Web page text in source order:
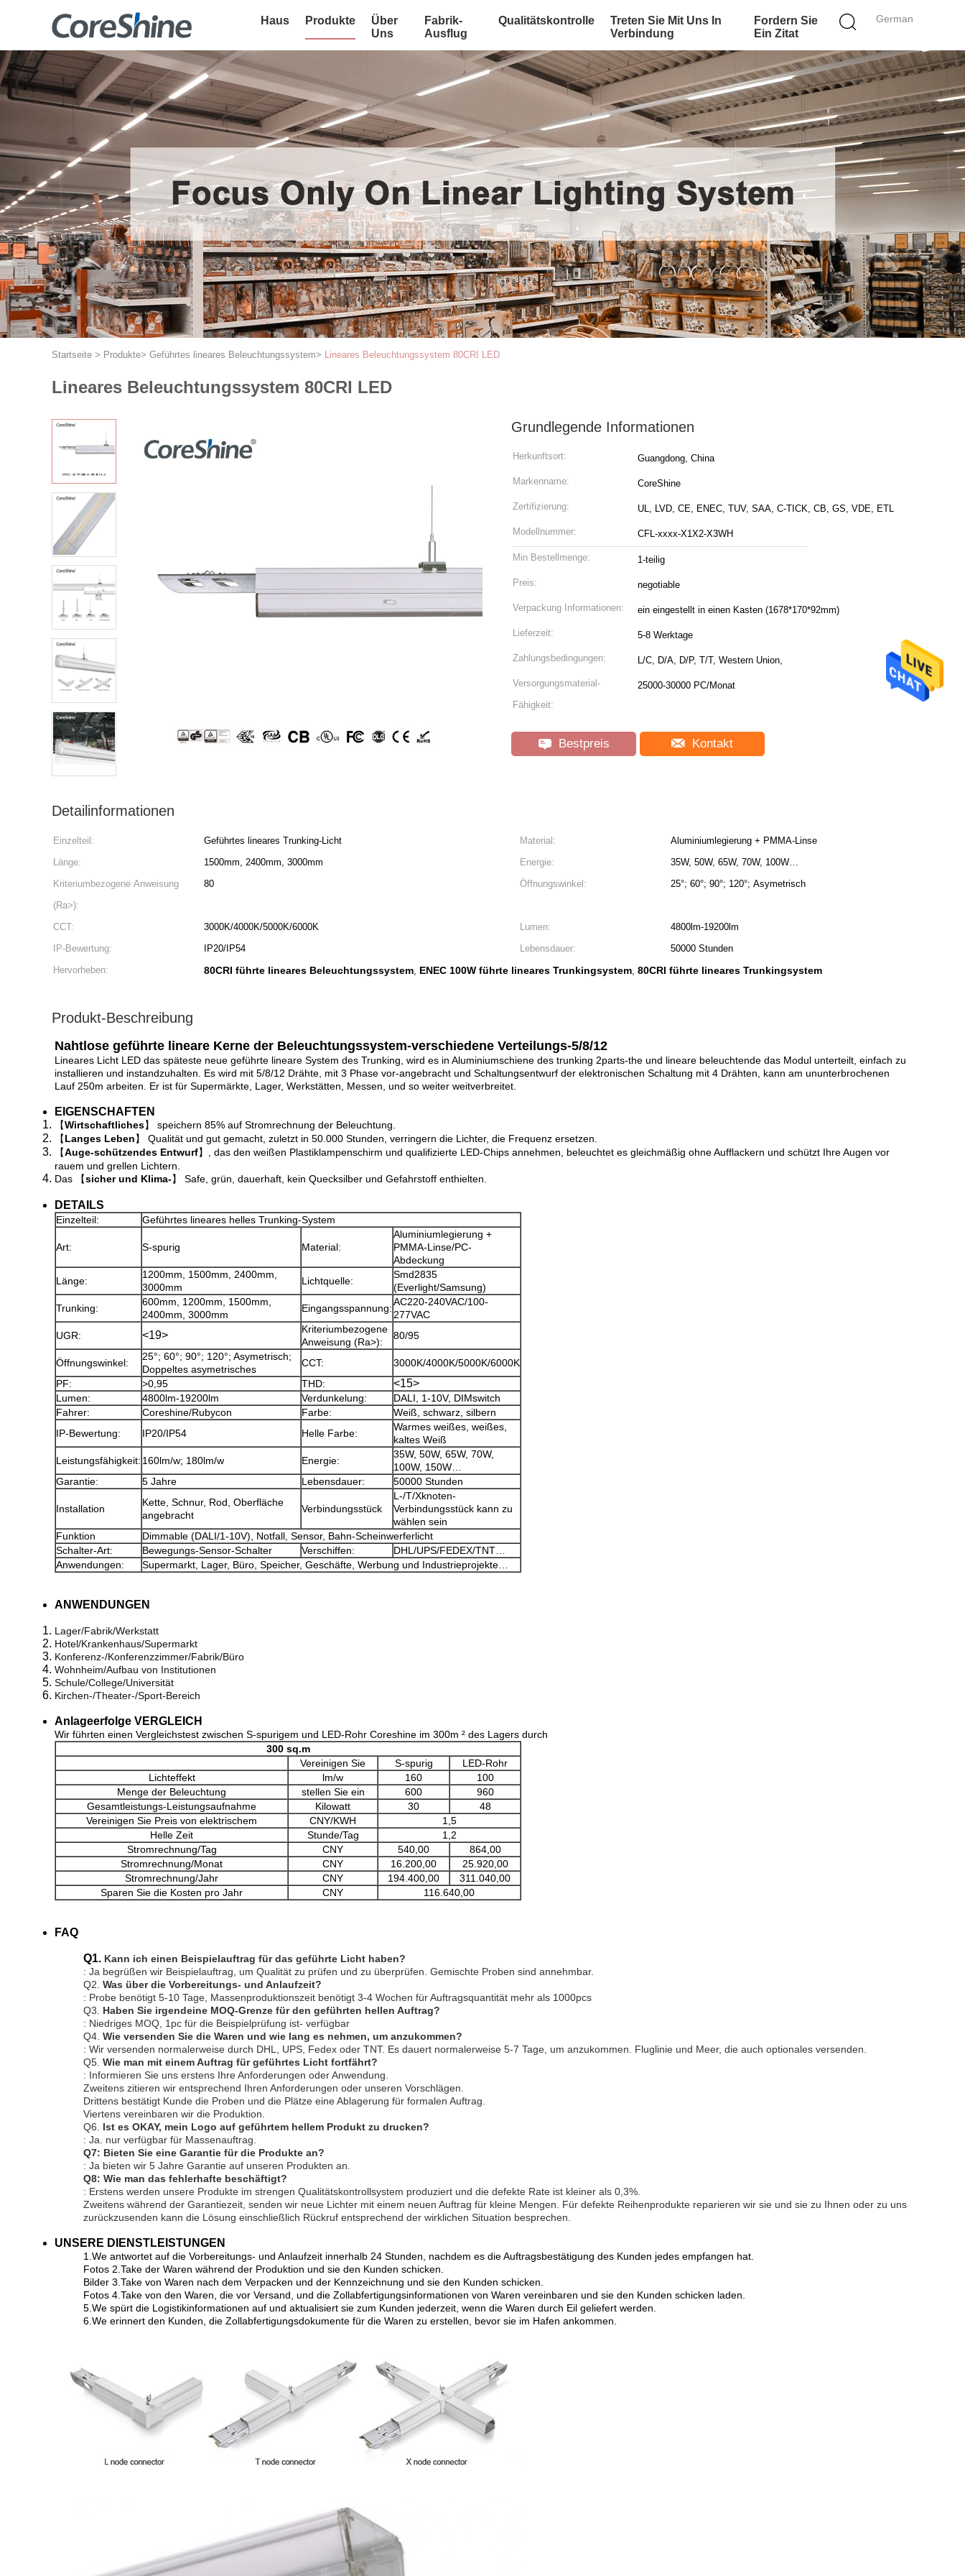
German
Haus Produkte
Über
Uns
Fabrik-
Ausflug
Qualitätskontrolle
Treten Sie Mit Uns In
Verbindung
Fordern Sie
Ein Zitat
Startseite > Produkte> Geführtes lineares Beleuchtungssystem> Lineares Beleuchtungssystem 80CRI LED
Lineares Beleuchtungssystem 80CRI LED
Grundlegende Informationen
Herkunftsort: Guangdong, China
Markenname: CoreShine
Zertifizierung: UL, LVD, CE, ENEC, TUV, SAA, C-TICK, CB, GS, VDE, ETL
Modellnummer: CFL-xxxx-X1X2-X3WH
Min Bestellmenge: 1-teilig
Preis: negotiable
Verpackung Informationen: ein eingestellt in einen Kasten (1678*170*92mm)
Lieferzeit: 5-8 Werktage
Zahlungsbedingungen: L/C, D/A, D/P, T/T, Western Union,
Versorgungsmaterial-
Fähigkeit:
25000-30000 PC/Monat
Bestpreis Kontakt
Detailinformationen
Einzelteil: Geführtes lineares Trunking-Licht Material:
Aluminiumlegierung + PMMA-Linse
Länge:
1500mm, 2400mm, 3000mm Energie:
35W, 50W, 65W, 70W, 100W…
Kriteriumbezogene Anweisung
(Ra>):
80 Öffnungswinkel: 25°; 60°; 90°; 120°; Asymetrisch
CCT: 3000K/4000K/5000K/6000K Lumen:
4800lm-19200lm
IP-Bewertung:
IP20/IP54 Lebensdauer:
50000 Stunden
Hervorheben:
80CRI führte lineares Beleuchtungssystem, ENEC 100W führte lineares Trunkingsystem, 80CRI führte lineares Trunkingsystem
Produkt-Beschreibung
Nahtlose geführte lineare Kerne der Beleuchtungssystem-verschiedene Verteilungs-5/8/12
Lineares Licht LED das späteste neue geführte lineare System des Trunking, wird es in Aluminiumschiene des trunking 2parts-the und lineare beleuchtende das Modul unterteilt, einfach zu
installieren und instandzuhalten. Es wird mit 5/8/12 Drähte, mit 3 Phase vor-angebracht und Schaltungsentwurf der elektronischen Schaltung mit 4 Drähten, kann am ununterbrochenen
Lauf 250m arbeiten. Er ist für Supermärkte, Lager, Werkstätten, Messen, und so weiter weitverbreitet.
EIGENSCHAFTEN
【Wirtschaftliches】 speichern 85% auf Stromrechnung der Beleuchtung.
【Langes Leben】 Qualität und gut gemacht, zuletzt in 50.000 Stunden, verringern die Lichter, die Frequenz ersetzen.
【Auge-schützendes Entwurf】, das den weißen Plastiklampenschirm und qualifizierte LED-Chips annehmen, beleuchtet es gleichmäßig ohne Aufflackern und schützt Ihre Augen vor
rauem und grellen Lichtern.
Das 【sicher und Klima-】 Safe, grün, dauerhaft, kein Quecksilber und Gefahrstoff enthielten.
DETAILS
Einzelteil: Geführtes lineares helles Trunking-System
Art: S-spurig Material:
Aluminiumlegierung +
PMMA-Linse/PC-
Abdeckung
Länge:
1200mm, 1500mm, 2400mm,
3000mm
Lichtquelle:
Smd2835
(Everlight/Samsung)
Trunking:
600mm, 1200mm, 1500mm,
2400mm, 3000mm
Eingangsspannung:
AC220-240VAC/100-
277VAC
UGR:
<19>
Kriteriumbezogene
Anweisung (Ra>):
80/95
Öffnungswinkel:
25°; 60°; 90°; 120°; Asymetrisch;
Doppeltes asymetrisches
CCT:
3000K/4000K/5000K/6000K
PF:
>0,95 THD: <15>
Lumen: 4800lm-19200lm Verdunkelung:
DALI, 1-10V, DIMswitch
Fahrer:
Coreshine/Rubycon Farbe:
Weiß, schwarz, silbern
IP-Bewertung:
IP20/IP54 Helle Farbe:
Warmes weißes, weißes,
kaltes Weiß
Leistungsfähigkeit: 160lm/w; 180lm/w Energie:
35W, 50W, 65W, 70W,
100W, 150W…
Garantie:
5 Jahre Lebensdauer: 50000 Stunden
Installation
Kette, Schnur, Rod, Oberfläche
angebracht
Verbindungsstück
L-/T/Xknoten-
Verbindungsstück kann zu
wählen sein
Funktion
Dimmable (DALI/1-10V), Notfall, Sensor, Bahn-Scheinwerferlicht
Schalter-Art:
Bewegungs-Sensor-Schalter Verschiffen:
DHL/UPS/FEDEX/TNT…
Anwendungen:
Supermarkt, Lager, Büro, Speicher, Geschäfte, Werbung und Industrieprojekte…
ANWENDUNGEN
Lager/Fabrik/Werkstatt
Hotel/Krankenhaus/Supermarkt
Konferenz-/Konferenzzimmer/Fabrik/Büro
Wohnheim/Aufbau von Institutionen
Schule/College/Universität
Kirchen-/Theater-/Sport-Bereich
Anlageerfolge VERGLEICH
Wir führten einen Vergleichstest zwischen S-spurigem und LED-Rohr Coreshine im 300m ² des Lagers durch
300 sq.m
Vereinigen Sie
S-spurig
LED-Rohr
Lichteffekt
lm/w 160
100
Menge der Beleuchtung
stellen Sie ein 600
960
Gesamtleistungs-Leistungsaufnahme
Kilowatt 30
48
Vereinigen Sie Preis von elektrischem
CNY/KWH
1,5
Helle Zeit
Stunde/Tag
1,2
Stromrechnung/Tag
CNY 540,00
864,00
Stromrechnung/Monat
CNY 16.200,00
25.920,00
Stromrechnung/Jahr
CNY 194.400,00
311.040,00
Sparen Sie die Kosten pro Jahr
CNY 116.640,00
FAQ
Q1. Kann ich einen Beispielauftrag für das geführte Licht haben?
: Ja begrüßen wir Beispielauftrag, um Qualität zu prüfen und zu überprüfen. Gemischte Proben sind annehmbar.
Q2. Was über die Vorbereitungs- und Anlaufzeit?
: Probe benötigt 5-10 Tage, Massenproduktionszeit benötigt 3-4 Wochen für Auftragsquantität mehr als 1000pcs
Q3. Haben Sie irgendeine MOQ-Grenze für den geführten hellen Auftrag?
: Niedriges MOQ, 1pc für die Beispielprüfung ist- verfügbar
Q4. Wie versenden Sie die Waren und wie lang es nehmen, um anzukommen?
: Wir versenden normalerweise durch DHL, UPS, Fedex oder TNT. Es dauert normalerweise 5-7 Tage, um anzukommen. Fluglinie und Meer, die auch optionales versenden.
Q5. Wie man mit einem Auftrag für geführtes Licht fortfährt?
: Informieren Sie uns erstens Ihre Anforderungen oder Anwendung.
Zweitens zitieren wir entsprechend Ihren Anforderungen oder unseren Vorschlägen.
Drittens bestätigt Kunde die Proben und die Plätze eine Ablagerung für formalen Auftrag.
Viertens vereinbaren wir die Produktion.
Q6. Ist es OKAY, mein Logo auf geführtem hellem Produkt zu drucken?
: Ja. nur verfügbar für Massenauftrag.
Q7: Bieten Sie eine Garantie für die Produkte an?
: Ja bieten wir 5 Jahre Garantie auf unseren Produkten an.
Q8: Wie man das fehlerhafte beschäftigt?
: Erstens werden unsere Produkte im strengen Qualitätskontrollsystem produziert und die defekte Rate ist kleiner als 0,3%.
Zweitens während der Garantiezeit, senden wir neue Lichter mit einem neuen Auftrag für kleine Mengen. Für defekte Reihenprodukte reparieren wir sie und sie zu Ihnen oder zu uns
zurückzusenden kann die Lösung einschließlich Rückruf entsprechend der wirklichen Situation besprechen.
UNSERE DIENSTLEISTUNGEN
1.We antwortet auf die Vorbereitungs- und Anlaufzeit innerhalb 24 Stunden, nachdem es die Auftragsbestätigung des Kunden jedes empfangen hat.
Fotos 2.Take der Waren während der Produktion und sie den Kunden schicken.
Bilder 3.Take von Waren nach dem Verpacken und der Kennzeichnung und sie den Kunden schicken.
Fotos 4.Take von den Waren, die vor Versand, und die Zollabfertigungsinformationen von Waren vereinbaren und sie den Kunden schicken laden.
5.We spürt die Logistikinformationen auf und aktualisiert sie zum Kunden jederzeit, wenn die Waren durch Eil geliefert werden.
6.We erinnert den Kunden, die Zollabfertigungsdokumente für die Waren zu erstellen, bevor sie im Hafen ankommen.